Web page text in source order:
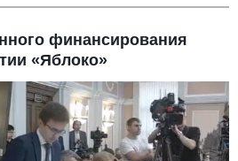
финансирования
«Яблоко»